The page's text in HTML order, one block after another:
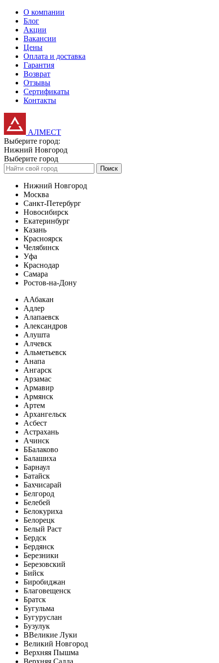
О компании
Блог
Акции
Вакансии
Цены
Оплата и доставка
Гарантия
Возврат
Отзывы
Сертификаты
Контакты
АЛМЕСТ
Выберите город:
Нижний Новгород
Выберите город
Поиск
Нижний Новгород
Москва
Санкт-Петербург
Новосибирск
Екатеринбург
Казань
Красноярск
Челябинск
Уфа
Краснодар
Самара
Ростов-на-Дону
ААбакан
Адлер
Алапаевск
Александров
Алушта
Алчевск
Альметьевск
Анапа
Ангарск
Арзамас
Армавир
Армянск
Артем
Архангельск
Асбест
Астрахань
Ачинск
ББалаково
Балашиха
Барнаул
Батайск
Бахчисарай
Белгород
Белебей
Белокуриха
Белорецк
Белый Раст
Бердск
Бердянск
Березники
Березовский
Бийск
Биробиджан
Благовещенск
Братск
Бугульма
Бугуруслан
Бузулук
ВВеликие Луки
Великий Новгород
Верхняя Пышма
Верхняя Салда